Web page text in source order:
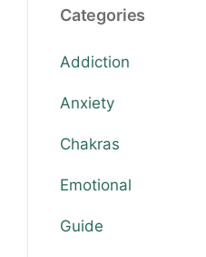
Categories
Addiction
Anxiety
Chakras
Emotional
Guide